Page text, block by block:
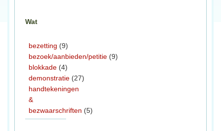
Wat
bezetting (9)
bezoek/aanbieden/petitie (9)
blokkade (4)
demonstratie (27)
handtekeningen
&
bezwaarschriften (5)